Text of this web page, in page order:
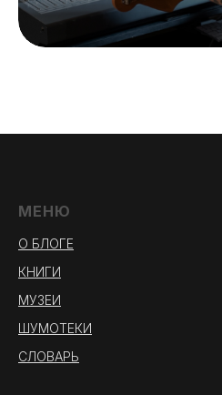
МЕНЮ
О БЛОГЕ
КНИГИ
МУЗЕИ
ШУМОТЕКИ
СЛОВАРЬ